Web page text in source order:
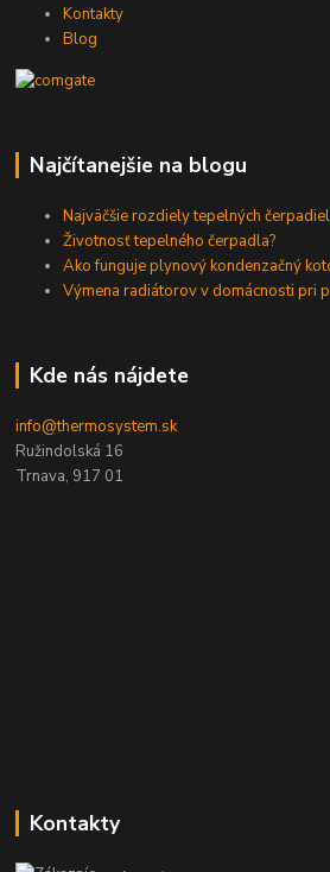
Kontakty
Blog
Najčítanejšie na blogu
Najväčšie rozdiely tepelných
Životnosť tepelného čerpadla?
Ako funguje plynový kondenzačný
Výmena radiátorov v domácnosti pri
Kde nás nájdete
info@thermosystem.sk
Ružindolská 16
Trnava, 917 01
Kontakty